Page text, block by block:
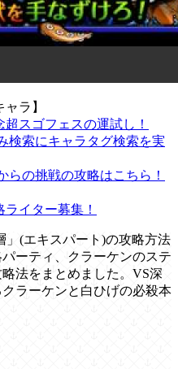
ラ】
超スゴフェスの運試し！
検索にキャラタグ検索を実
らの挑戦の攻略はこちら！
イター募集！
」(エキスパート)の攻略方法
ーティ、クラーケンのステ
法をまとめました。VS深
ラーケンと白ひげの必殺本